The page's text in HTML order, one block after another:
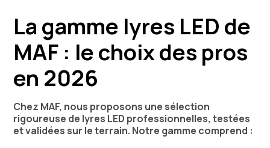
La gamme lyres LED de
MAF : le choix des pros
en 2026
Chez MAF, nous proposons une sélection
rigoureuse de lyres LED professionnelles, testées
et validées sur le terrain. Notre gamme comprend :